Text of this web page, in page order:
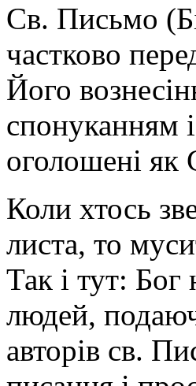
Св. Письмо
частково
Його
спонуканням
оголошені як
Коли хтось
листа, то
Так і тут:
людей,
авторів св.